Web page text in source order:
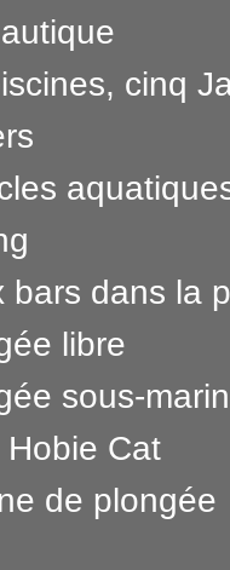
cinq
bars dans la
libre
sous-
Hobie Cat
de plongée